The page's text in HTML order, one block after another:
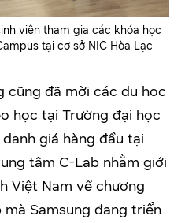
viên tham gia các khóa học
tại cơ sở NIC Hòa Lạc
cũng đã mời các du học
học tại Trường đại học
giá hàng đầu tại
tâm C-Lab nhằm giới
Việt Nam về chương
Samsung đang triển